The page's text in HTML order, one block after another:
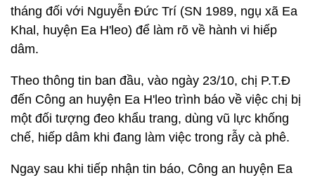
tháng đối với Nguyễn Đức Trí (SN 1989, ngụ xã Ea
Khal, huyện Ea H'leo) để làm rõ về hành vi hiếp
dâm.
Theo thông tin ban đầu, vào ngày 23/10, chị P.T.Đ
đến Công an huyện Ea H'leo trình báo về việc chị bị
một đối tượng đeo khẩu trang, dùng vũ lực khống
chế, hiếp dâm khi đang làm việc trong rẫy cà phê.
Ngay sau khi tiếp nhận tin báo, Công an huyện Ea